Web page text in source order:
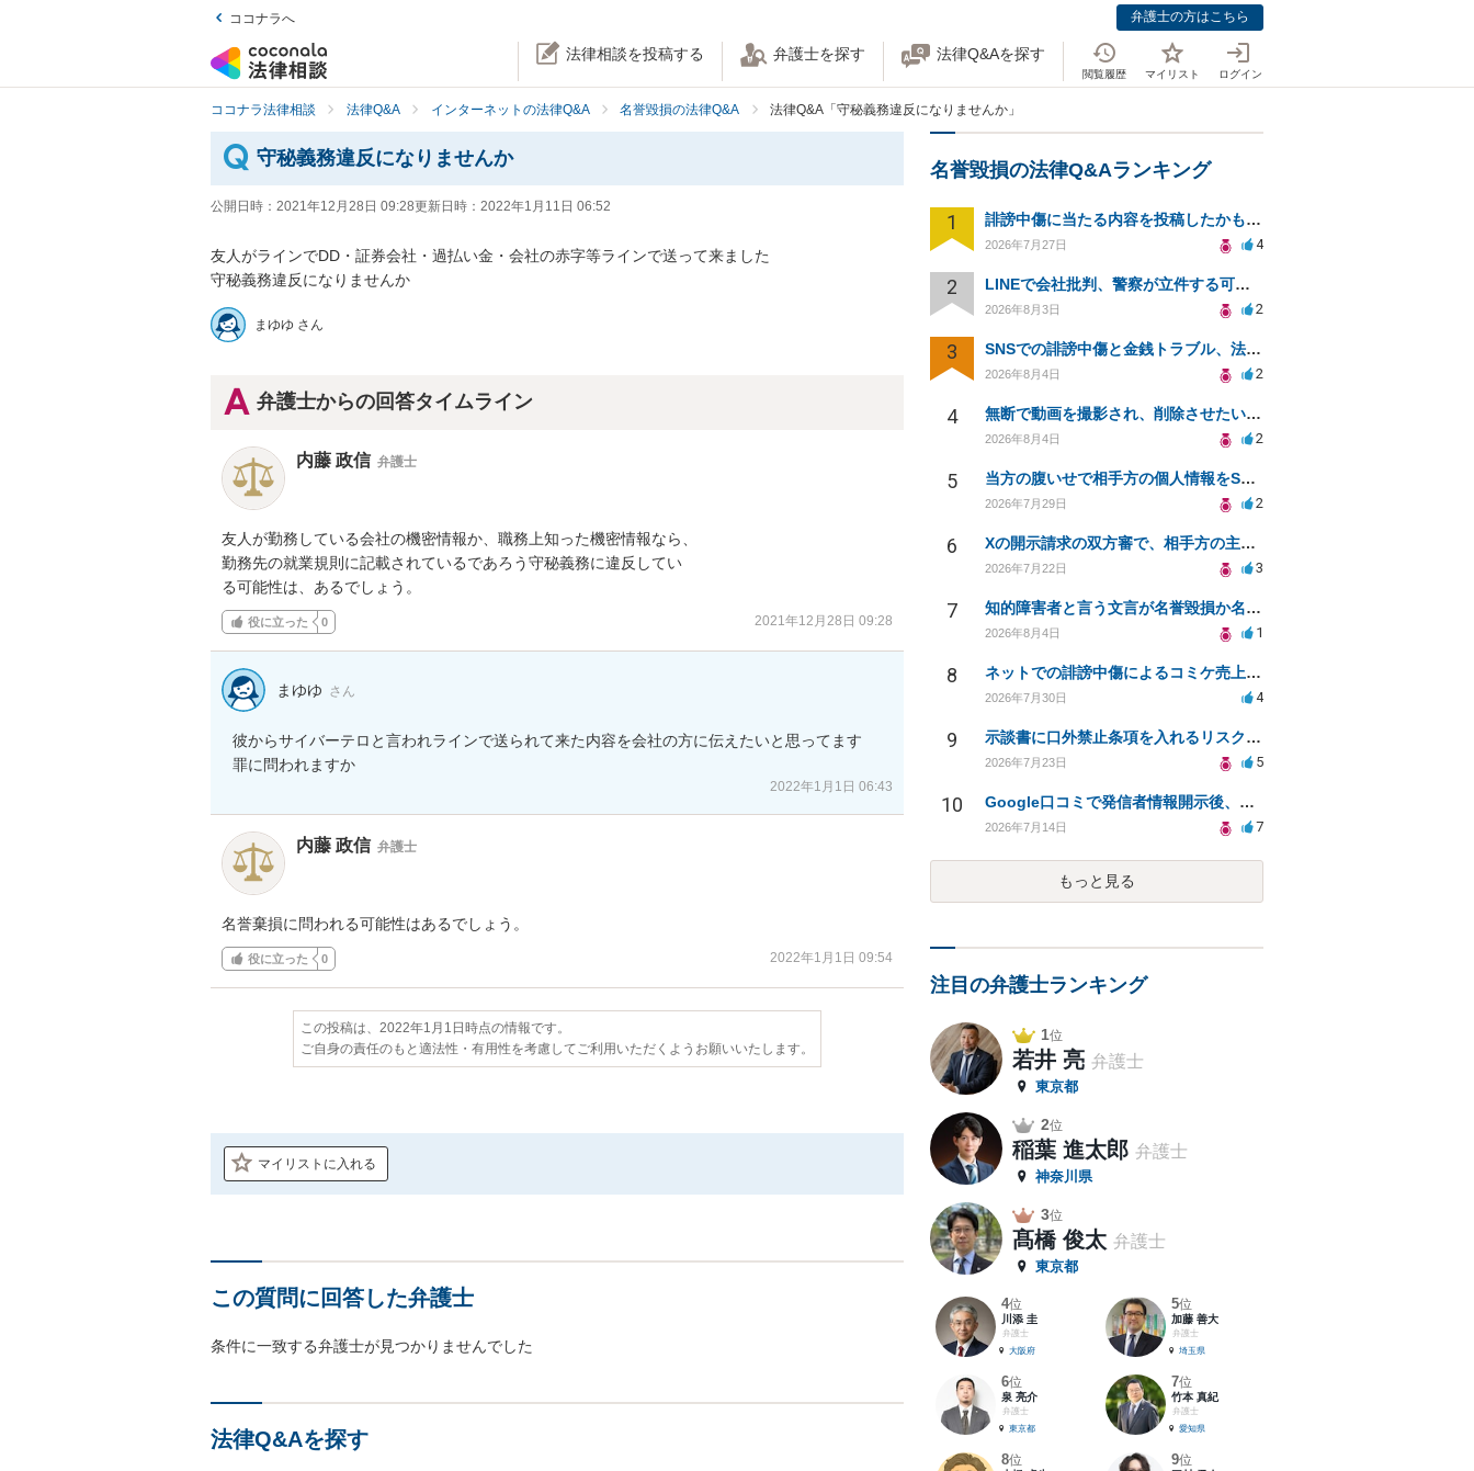
ココナラへ 弁護士の方はこちら
法律相談を投稿する 弁護士を探す 法律Q&Aを探す
閲覧履歴 マイリスト ログイン
ココナラ法律相談 法律Q&A インターネットの法律Q&A 名誉毀損の法律Q&A 法律Q&A「守秘義務違反になりませんか」
守秘義務違反になりませんか
公開日時： 2021年12月28日 09:28更新日時： 2022年1月11日 06:52
友人がラインでDD・証券会社・過払い金・会社の赤字等ラインで送って来ました
守秘義務違反になりませんか
まゆゆ さん
弁護士からの回答タイムライン
内藤 政信 弁護士
友人が勤務している会社の機密情報か、職務上知った機密情報なら、
勤務先の就業規則に記載されているであろう守秘義務に違反してい
る可能性は、あるでしょう。
役に立った 0 2021年12月28日 09:28
まゆゆ さん
彼からサイバーテロと言われラインで送られて来た内容を会社の方に伝えたいと思ってます
罪に問われますか
2022年1月1日 06:43
内藤 政信 弁護士
名誉棄損に問われる可能性はあるでしょう。
役に立った 0 2022年1月1日 09:54
この投稿は、2022年1月1日時点の情報です。
ご自身の責任のもと適法性・有用性を考慮してご利用いただくようお願いいたします。
マイリストに入れる
この質問に回答した弁護士
条件に一致する弁護士が見つかりませんでした
法律Q&Aを探す
名誉毀損の法律Q&Aランキング
1 誹謗中傷に当たる内容を投稿したかもしれない。開示請求や民事刑事裁判に発展しうるのか教えて欲しい。
2026年7月27日 4
2 LINEで会社批判、警察が立件する可能性は？
2026年8月3日 2
3 SNSでの誹謗中傷と金銭トラブル、法的対応の相談
2026年8月4日 2
4 無断で動画を撮影され、削除させたいが連絡が返ってこない。
2026年8月4日 2
5 当方の腹いせで相手方の個人情報をSNSで晒してしまい名誉毀損させてしまったかもしれない
2026年7月29日 2
6 Xの開示請求の双方審で、相手方の主張が口頭ばかりで把握しきれません
2026年7月22日 3
7 知的障害者と言う文言が名誉毀損か名誉感情の侵害になるか教えてほしい。
2026年8月4日 1
8 ネットでの誹謗中傷によるコミケ売上減少、損害賠償は可能か？
2026年7月30日 4
9 示談書に口外禁止条項を入れるリスクはありますか？
2026年7月23日 5
10 Google口コミで発信者情報開示後、損害賠償請求を受けています。示談について相談です。
2026年7月14日 7
もっと見る
注目の弁護士ランキング
1位
若井 亮 弁護士
東京都
2位
稲葉 進太郎 弁護士
神奈川県
3位
髙橋 俊太 弁護士
東京都
4位
川添 圭
弁護士
大阪府
5位
加藤 善大
弁護士
埼玉県
6位
泉 亮介
弁護士
東京都
7位
竹本 真紀
弁護士
愛知県
8位 9位